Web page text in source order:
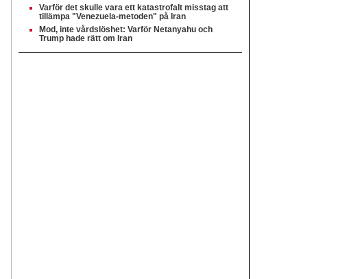
Varför det skulle vara ett katastrofalt misstag att
tillämpa "Venezuela-metoden" på Iran
Mod, inte vårdslöshet: Varför Netanyahu och
Trump hade rätt om Iran